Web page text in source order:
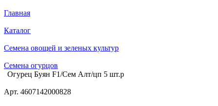
Главная
Каталог
Семена овощей и зеленых культур
Семена огурцов
Огурец Буян F1/Сем Алт/цп 5 шт.р
Арт. 4607142000828